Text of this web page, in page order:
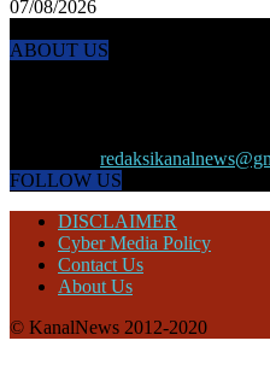
07/08/2026
ABOUT US
FOLLOW US
DISCLAIMER
Cyber Media Policy
Contact Us
About Us
© KanalNews 2012-2020